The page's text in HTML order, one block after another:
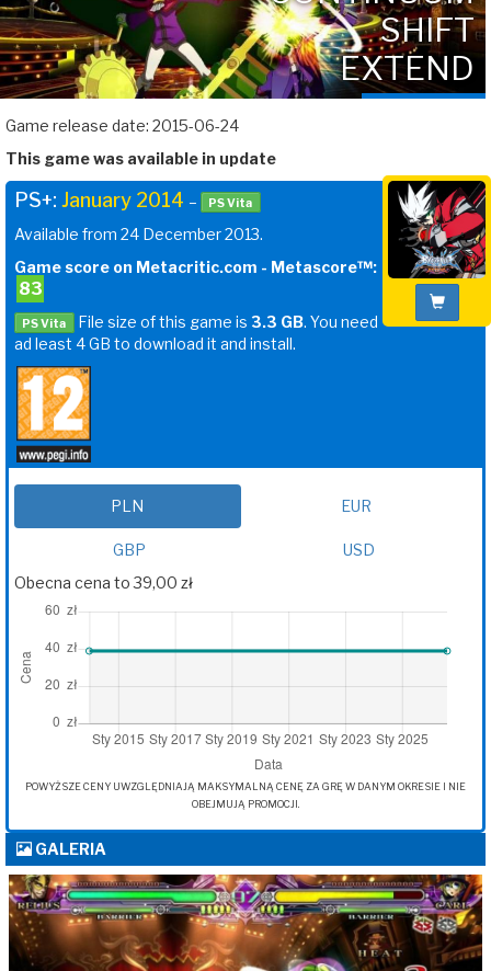
SHIFT
EXTEND
Game release date: 2015-06-24
This game was available in update
PS+: January 2014 – PS Vita
Available from 24 December 2013.
Game score on Metacritic.com - Metascore™:
83
PS Vita File size of this game is 3.3 GB. You need
ad least 4 GB to download it and install.
PLN EUR
GBP
USD
Obecna cena to 39,00 zł
POWYŻSZE CENY UWZGLĘDNIAJĄ MAKSYMALNĄ CENĘ ZA GRĘ W DANYM OKRESIE I NIE
OBEJMUJĄ PROMOCJI.
GALERIA